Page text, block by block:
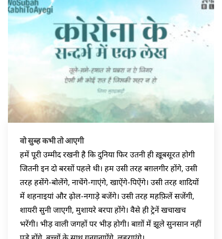
वो सुब्ह कभी तो आएगी
हमें पूरी उम्मीद रखनी है कि दुनिया फिर उतनी ही ख़ूबसूरत होगी
जितनी इन दो बरसों पहले थी। हम उसी तरह बग़लगीर होंगे, उसी
तरह हसेंगे-बोलेंगे, नाचेंगे-गाएंगे, खाऐंगे-पिऐंगे। उसी तरह शादियों
में शहनाइयां और ढ़ोल-नगाड़े बजेंगे। उसी तरह महफ़िलें सजेंगी,
शायरी सुनी जाएगी, मुशायरे बरपा होंगे। वैसे ही ट्रेनें खचाखच
भरेंगी। भीड़ वाली जगहों पर भीड़ होगी। बाग़ों में झूले सुनसान नहीं